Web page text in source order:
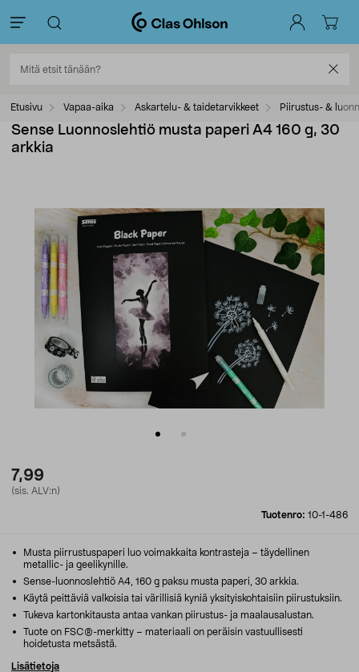
Etusivu Vapaa-aika Askartelu- & taidetarvikkeet Piirustus- &
Sense Luonnoslehtiö musta paperi A4 160 g, 30
arkkia
7,99
(sis. ALV:n)
Tuotenro: 10-1-486
Musta piirrustuspaperi luo voimakkaita kontrasteja – täydellinen
metallic- ja geelikynille.
Sense-luonnoslehtiö A4, 160 g paksu musta paperi, 30 arkkia.
Käytä peittäviä valkoisia tai värillisiä kyniä yksityiskohtaisiin piirustuksiin.
Tukeva kartonkitausta antaa vankan piirustus- ja maalausalustan.
Tuote on FSC®-merkitty – materiaali on peräisin vastuullisesti
hoidetusta metsästä.
Lisätietoja